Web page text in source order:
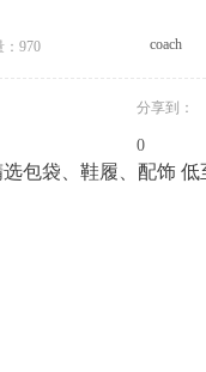
：970 coach
分享到：
0
包袋、鞋履、配饰 低